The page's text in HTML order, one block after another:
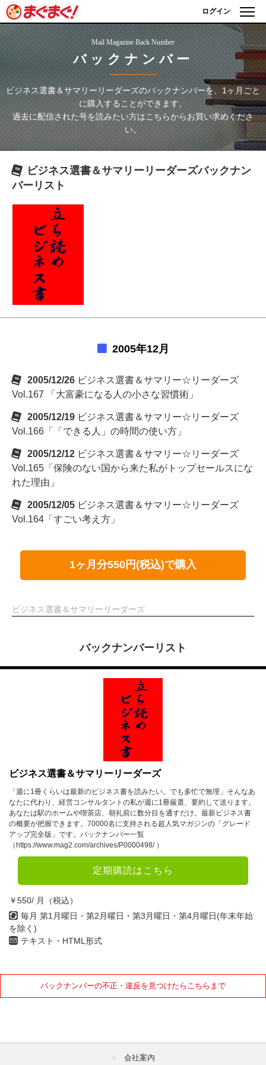
ログイン
Mail Magazine Back Number
バックナンバー
ビジネス選書＆サマリーリーダーズのバックナンバーを、1ヶ月ごと
に購入することができます。
過去に配信された号を読みたい方はこちらからお買い求めくださ
い。
ビジネス選書＆サマリーリーダーズバックナン
バーリスト
2005年12月
2005/12/26 ビジネス選書＆サマリー☆リーダーズ
Vol.167 「大富豪になる人の小さな習慣術」
2005/12/19 ビジネス選書＆サマリー☆リーダーズ
Vol.166「「できる人」の時間の使い方」
2005/12/12 ビジネス選書＆サマリー☆リーダーズ
Vol.165「保険のない国から来た私がトップセールスにな
れた理由」
2005/12/05 ビジネス選書＆サマリー☆リーダーズ
Vol.164「すごい考え方」
1ヶ月分550円(税込)で購入
ビジネス選書＆サマリーリーダーズ
バックナンバーリスト
ビジネス選書＆サマリーリーダーズ
「週に1冊くらいは最新のビジネス書を読みたい。でも多忙で無理」そんなあ
なたに代わり、経営コンサルタントの私が週に1冊厳選、要約して送ります。
あなたは駅のホームや喫茶店、朝礼前に数分目を通すだけ。最新ビジネス書
の概要が把握できます。70000名に支持される超人気マガジンの「グレード
アップ完全版」です。バックナンバー一覧
（https://www.mag2.com/archives/P0000498/ ）
定期購読はこちら
￥550/ 月（税込）
毎月 第1月曜日・第2月曜日・第3月曜日・第4月曜日(年末年始
を除く)
テキスト・HTML形式
バックナンバーの不正・違反を見つけたらこちらまで
会社案内